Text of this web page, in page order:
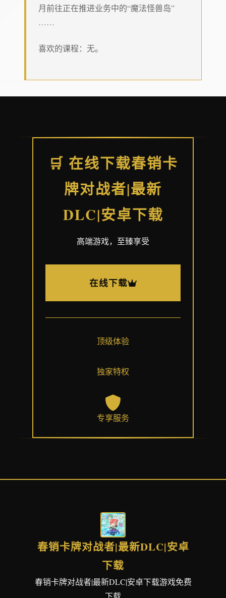
月前往正在推进业务中的“魔法怪兽岛”
……
喜欢的课程：无。
🛒 在线下载春销卡
牌对战者|最新
DLC|安卓下载
高端游戏，至臻享受
在线下载
顶级体验
独家特权
专享服务
春销卡牌对战者|最新DLC|安卓
下载
春销卡牌对战者|最新DLC|安卓下载游戏免费